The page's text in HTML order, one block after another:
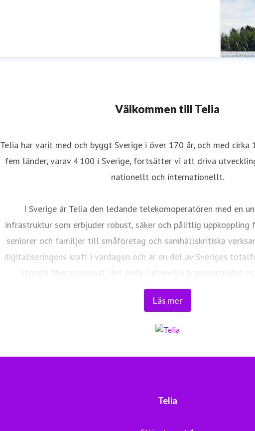
Välkommen till Telia
Läs mer
Telia har varit med och byggt Sverige i över 170 år, och med cirka
fem länder, varav 4 100 i Sverige, fortsätter vi att driva
nationellt och internationellt.
I Sverige är Telia den ledande telekomoperatören med en
infrastruktur som erbjuder robust, säker och pålitlig uppkoppling
seniorer och familjer till småföretag och samhällskritiska
digitaliseringens kraft i vardagen och är en del av Sveriges
största fiberaccessnät, det enda nationella transportnätet
världsklass skapar vi en enklare, smartare och mer meningsfull
Telia